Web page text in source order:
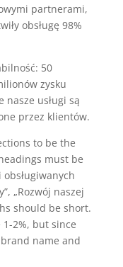
partnerami,
obsługę 98%
50
zysku
nasze usługi są
przez klientów.
to be the
must be
„Rozwój naszej
should be short.
2%, but since
name and